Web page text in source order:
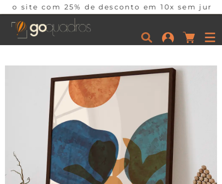
de desconto em 10x sem juros por tempo